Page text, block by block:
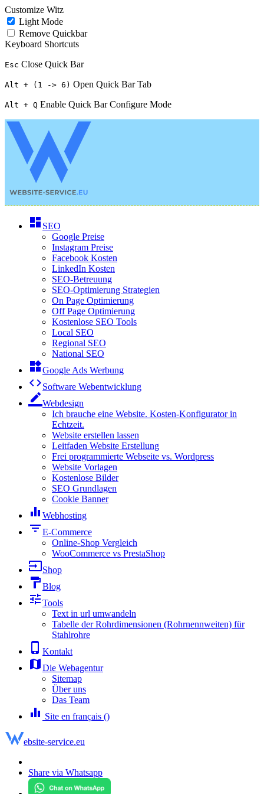
Customize Witz
Light Mode
Remove Quickbar
Keyboard Shortcuts
Esc Close Quick Bar
Alt + (1 -> 6) Open Quick Bar Tab
Alt + Q Enable Quick Bar Configure Mode
dashboard SEO
Google Preise
Instagram Preise
Facebook Kosten
LinkedIn Kosten
SEO-Betreuung
SEO-Optimierung Strategien
On Page Optimierung
Off Page Optimierung
Kostenlose SEO Tools
Local SEO
Regional SEO
National SEO
widgetsGoogle Ads Werbung
codeSoftware Webentwicklung
border_colorWebdesign
Ich brauche eine Website. Kosten-Konfigurator in
Echtzeit.
Website erstellen lassen
Leitfaden Website Erstellung
Frei programmierte Webseite vs. Wordpress
Website Vorlagen
Kostenlose Bilder
SEO Grundlagen
Cookie Banner
equalizer Webhosting
filter_listE-Commerce
Online-Shop Vergleich
WooCommerce vs PrestaShop
inputShop
format_paintBlog
tuneTools
Text in url umwandeln
Tabelle der Rohrdimensionen (Rohrnennweiten) für
Stahlrohre
phone_iphone Kontakt
mapDie Webagentur
Sitemap
Über uns
Das Team
equalizer Site en français ()
ebsite-service.eu
Share via Whatsapp